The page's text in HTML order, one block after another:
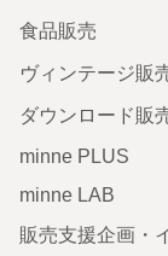
食品販売
ヴィンテージ販
ダウンロード販
minne PLUS
minne LAB
販売支援企画・